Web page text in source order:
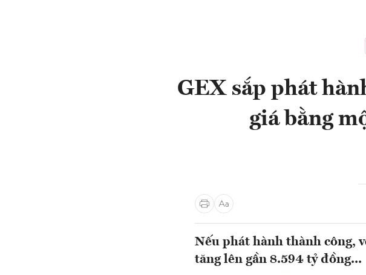
GEX sắp phát
giá bằng
Nếu phát hành thành công,
tăng lên gần 8.594 tỷ đồng...